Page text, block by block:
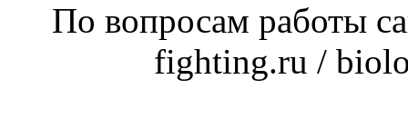
По вопросам работы
fighting.ru /